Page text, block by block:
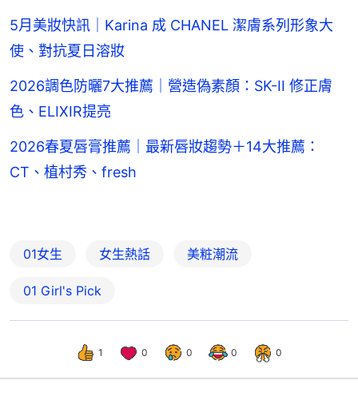
5月美妝快訊｜Karina 成 CHANEL 潔膚系列形象大
使、對抗夏日溶妝
2026調色防曬7大推薦｜營造偽素顏：SK-II 修正膚
色、ELIXIR提亮
2026春夏唇膏推薦｜最新唇妝趨勢＋14大推薦：
CT、植村秀、fresh
01女生 女生熱話 美粧潮流
01 Girl's Pick
1 0 0 0 0